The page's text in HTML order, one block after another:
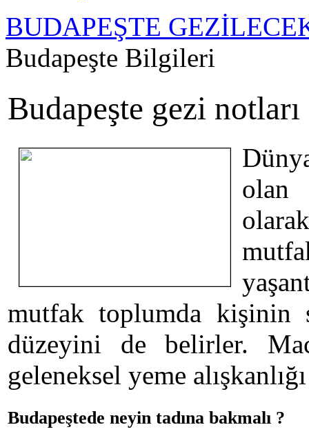
BUDAPEŞTE
Budapeşte Bilgileri
Budapeşte gezi notları
mutfak toplumda kişinin
düzeyini de belirler.
geleneksel yeme
Budapeştede neyin tadına bakmalı ?